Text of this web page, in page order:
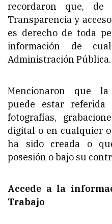
recordaron que,
Transparencia y
es derecho de toda
información de
Administración Pública.
Mencionaron que
puede estar referida
fotografías,
digital o en cualquier
ha sido creada o
posesión o bajo su
Accede a la
Trabajo